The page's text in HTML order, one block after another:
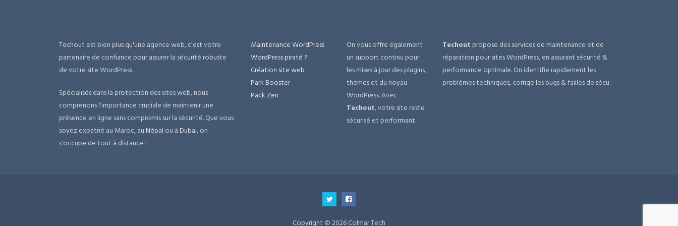
Techout est bien plus qu'une agence web, c'est votre
partenaire de confiance pour assurer la sécurité robuste
de votre site WordPress.
Spécialisés dans la protection des sites web, nous
comprenons l'importance cruciale de maintenir une
présence en ligne sans compromis sur la sécurité. Que vous
soyez expatrié au Maroc, auNépal ou àDubai, on
s'occupe de tout à distance !
Maintenance WordPress
WordPress piraté ?
Création site web
Park Booster
Pack Zen
On vous offre également
un support continu pour
les mises à jour des plugins,
thèmes et du noyau
WordPress. Avec
Techout, votre site reste
sécurisé et performant.
Techout propose des services de maintenance et de
réparation pour sites WordPress, en assurant sécurité &
performance optimale. On identifie rapidement les
problèmes techniques, corrige les bugs & failles de sécu.
Copyright © 2026 Colmar Tech